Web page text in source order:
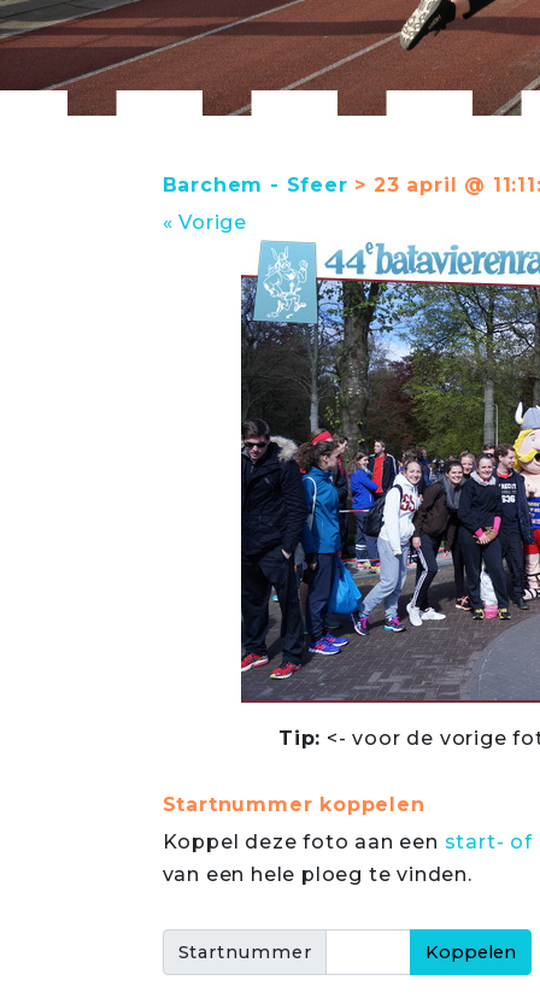
Barchem - Sfeer > 23 april @
« Vorige
Tip: <- voor de vorige
Startnummer koppelen
Koppel deze foto aan een start- of
van een hele ploeg te vinden.
Startnummer